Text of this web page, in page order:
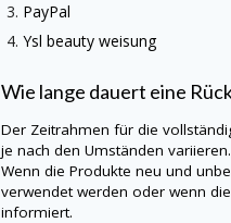
PayPal
Ysl beautyweisung
Wie lange dauert eine
Der Zeitrahmen für die
je nach den Umständen
Wenn die Produkte neu und
verwendet werden oder wenn
informiert.